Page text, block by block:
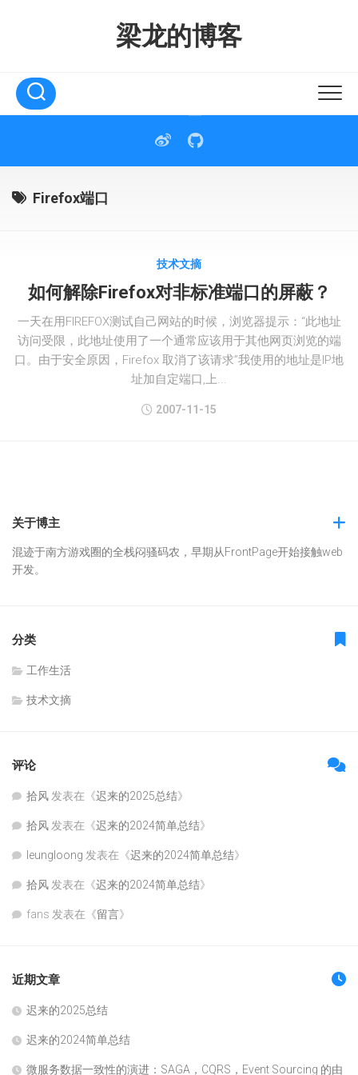
梁龙的博客
Firefox端口
技术文摘
如何解除Firefox对非标准端口的屏蔽？
一天在用FIREFOX测试自己网站的时候，浏览器提示：“此地址
访问受限，此地址使用了一个通常应该用于其他网页浏览的端
口。由于安全原因，Firefox 取消了该请求”我使用的地址是IP地
址加自定端口,上...
2007-11-15
关于博主
混迹于南方游戏圈的全栈闷骚码农，早期从FrontPage开始接触web
开发。
分类
工作生活
技术文摘
评论
拾风 发表在《迟来的2025总结》
拾风 发表在《迟来的2024简单总结》
leungloong 发表在《迟来的2024简单总结》
拾风 发表在《迟来的2024简单总结》
fans 发表在《留言》
近期文章
迟来的2025总结
迟来的2024简单总结
微服务数据一致性的演进：SAGA，CQRS，Event Sourcing 的由